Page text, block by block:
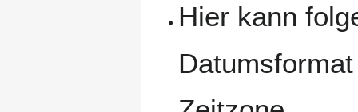
Hier kann
Datumsformat